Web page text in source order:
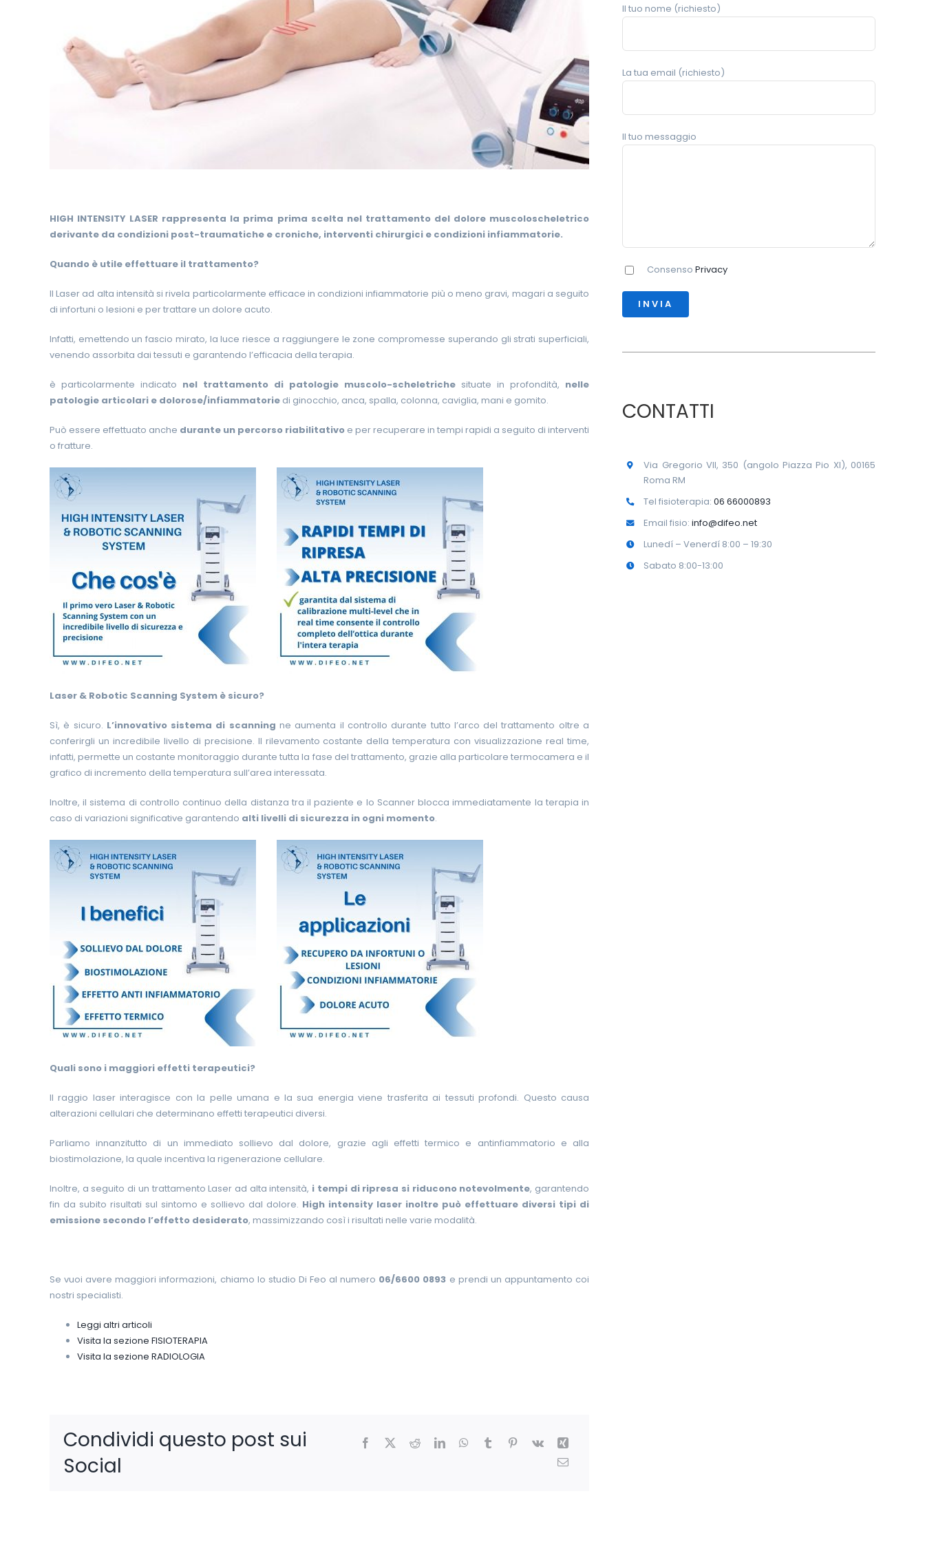
HIGH INTENSITY LASER rappresenta la prima prima scelta nel trattamento del dolore muscoloscheletrico
derivante da condizioni post-traumatiche e croniche, interventi chirurgici e condizioni infiammatorie.
Quando è utile effettuare il trattamento?
Il Laser ad alta intensità si rivela particolarmente efficace in condizioni infiammatorie più o meno gravi, magari a seguito
di infortuni o lesioni e per trattare un dolore acuto.
Infatti, emettendo un fascio mirato, la luce riesce a raggiungere le zone compromesse superando gli strati superficiali,
venendo assorbita dai tessuti e garantendo l’efficacia della terapia.
è particolarmente indicato nel trattamento di patologie muscolo-scheletriche situate in profondità, nelle
patologie articolari e dolorose/infiammatoriedi ginocchio, anca, spalla, colonna, caviglia, mani e gomito.
Può essere effettuato anche durante un percorso riabilitativo e per recuperare in tempi rapidi a seguito di interventi
o fratture.
Laser & Robotic Scanning System è sicuro?
Sì, è sicuro. L’innovativo sistema di scanning ne aumenta il controllo durante tutto l’arco del trattamento oltre a
conferirgli un incredibile livello di precisione. Il rilevamento costante della temperatura con visualizzazione real time,
infatti, permette un costante monitoraggio durante tutta la fase del trattamento, grazie alla particolare termocamera e il
grafico di incremento della temperatura sull’area interessata.
Inoltre, il sistema di controllo continuo della distanza tra il paziente e lo Scanner blocca immediatamente la terapia in
caso di variazioni significative garantendo alti livelli di sicurezza in ogni momento.
Quali sono i maggiori effetti terapeutici?
Il raggio laser interagisce con la pelle umana e la sua energia viene trasferita ai tessuti profondi. Questo causa
alterazioni cellulari che determinano effetti terapeutici diversi.
Parliamo innanzitutto di un immediato sollievo dal dolore, grazie agli effetti termico e antinfiammatorio e alla
biostimolazione, la quale incentiva la rigenerazione cellulare.
Inoltre, a seguito di un trattamento Laser ad alta intensità, i tempi di ripresa si riducono notevolmente, garantendo
fin da subito risultati sul sintomo e sollievo dal dolore. High intensity laser inoltre può effettuare diversi tipi di
emissione secondo l’effetto desiderato, massimizzando così i risultati nelle varie modalità.
Se vuoi avere maggiori informazioni, chiamo lo studio Di Feo al numero 06/6600 0893 e prendi un appuntamento coi
nostri specialisti.
Leggi altri articoli
Visita la sezione FISIOTERAPIA
Visita la sezione RADIOLOGIA
Condividi questo post sui
Social
Il tuo nome (richiesto)
La tua email (richiesto)
Il tuo messaggio
Consenso Privacy
CONTATTI
Via Gregorio VII, 350 (angolo Piazza Pio XI), 00165
Roma RM
Tel fisioterapia: 06 66000893
Email fisio:info@difeo.net
Lunedí – Venerdí 8:00 – 19:30
Sabato 8:00-13:00